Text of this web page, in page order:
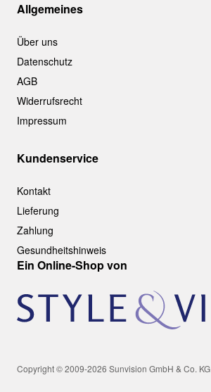
Allgemeines
Über uns
Datenschutz
AGB
Widerrufsrecht
Impressum
Kundenservice
Kontakt
Lieferung
Zahlung
Gesundheitshinweis
Ein Online-Shop von
Copyright © 2009-2026 Sunvision GmbH & Co. KG